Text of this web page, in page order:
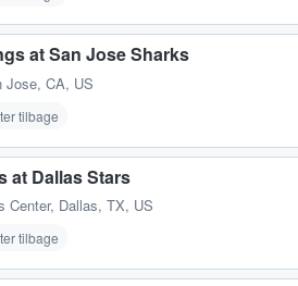
at San Jose Sharks
Jose, CA, US
tilbage
at Dallas Stars
Center, Dallas, TX, US
tilbage